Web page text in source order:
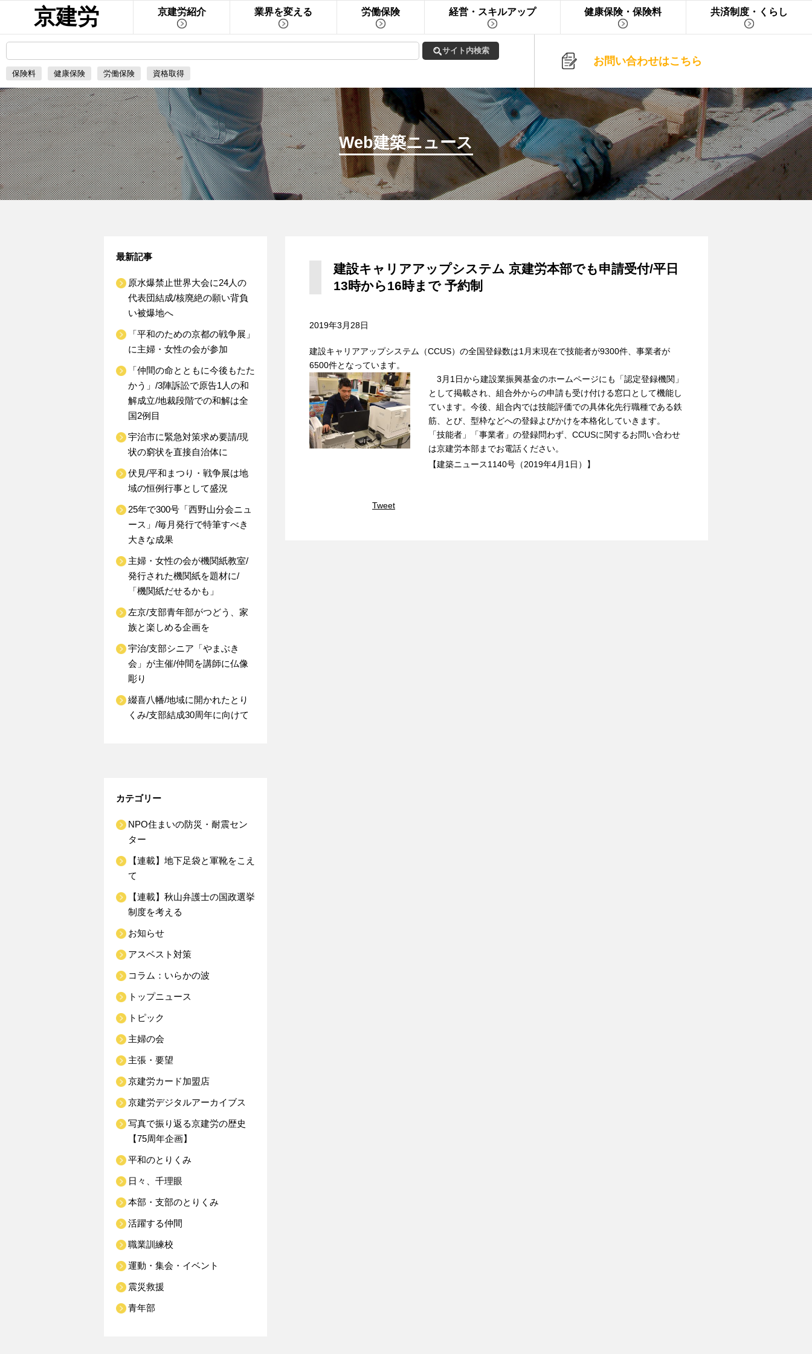
京建労 京建労紹介 業界を変える 労働保険 経営・スキルアップ 健康保険・保険料 共済制度・くらし
保険料 健康保険 労働保険 資格取得
お問い合わせはこちら
Web建築ニュース
建設キャリアアップシステム 京建労本部でも申請受付/平日
13時から16時まで 予約制
2019年3月28日
建設キャリアアップシステム（CCUS）の全国登録数は1月末現在で技能者が9300件、事業者が
6500件となっています。
3月1日から建設業振興基金のホームページにも「認定登録機関」
として掲載され、組合外からの申請も受け付ける窓口として機能し
ています。今後、組合内では技能評価での具体化先行職種である鉄
筋、とび、型枠などへの登録よびかけを本格化していきます。
「技能者」「事業者」の登録問わず、CCUSに関するお問い合わせ
は京建労本部までお電話ください。
【建築ニュース1140号（2019年4月1日）】
Tweet
最新記事
原水爆禁止世界大会に24人の
代表団結成/核廃絶の願い背負
い被爆地へ
「平和のための京都の戦争展」
に主婦・女性の会が参加
「仲間の命とともに今後もたた
かう」/3陣訴訟で原告1人の和
解成立/地裁段階での和解は全
国2例目
宇治市に緊急対策求め要請/現
状の窮状を直接自治体に
伏見/平和まつり・戦争展は地
域の恒例行事として盛況
25年で300号「西野山分会ニュ
ース」/毎月発行で特筆すべき
大きな成果
主婦・女性の会が機関紙教室/
発行された機関紙を題材に/
「機関紙だせるかも」
左京/支部青年部がつどう、家
族と楽しめる企画を
宇治/支部シニア「やまぶき
会」が主催/仲間を講師に仏像
彫り
綴喜八幡/地域に開かれたとり
くみ/支部結成30周年に向けて
カテゴリー
NPO住まいの防災・耐震セン
ター
【連載】地下足袋と軍靴をこえ
て
【連載】秋山弁護士の国政選挙
制度を考える
お知らせ
アスベスト対策
コラム：いらかの波
トップニュース
トピック
主婦の会
主張・要望
京建労カード加盟店
京建労デジタルアーカイブス
写真で振り返る京建労の歴史
【75周年企画】
平和のとりくみ
日々、千理眼
本部・支部のとりくみ
活躍する仲間
職業訓練校
運動・集会・イベント
震災救援
青年部